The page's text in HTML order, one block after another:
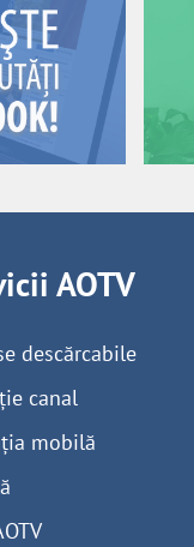
AOTV
descărcabile
canal
mobilă